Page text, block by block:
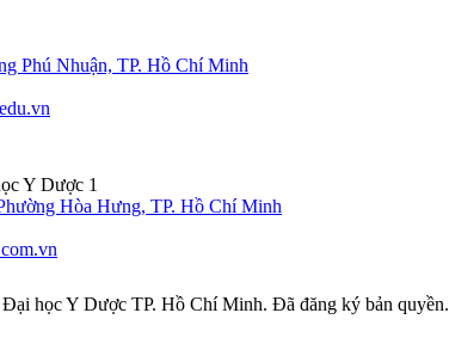
Phú Nhuận, TP. Hồ Chí Minh
Y Dược 1
Hòa Hưng, TP. Hồ Chí Minh
học Y Dược TP. Hồ Chí Minh. Đã đăng ký bản quyền.